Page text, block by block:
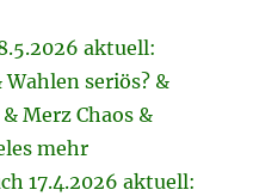
aktuell:
seriös? &
Merz Chaos &
mehr
17.4.2026 aktuell: